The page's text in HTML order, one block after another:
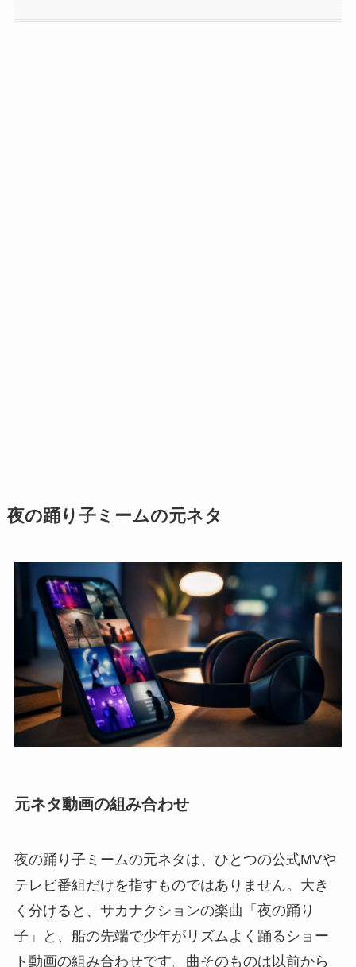
夜の踊り子ミームの元ネタ
元ネタ動画の組み合わせ
夜の踊り子ミームの元ネタは、ひとつの公式MVや
テレビ番組だけを指すものではありません。大き
く分けると、サカナクションの楽曲「夜の踊り
子」と、船の先端で少年がリズムよく踊るショー
ト動画の組み合わせです。曲そのものは以前から